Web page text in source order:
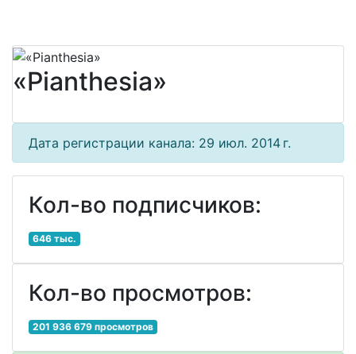
«Pianthesia»
Дата регистрации канала: 29 июл. 2014 г.
Кол-во подписчиков:
646 тыс.
Кол-во просмотров:
201 936 679 просмотров